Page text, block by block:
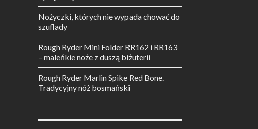
Nożyczki, których nie wypada chować do
szuflady
Rough Ryder Mini Folder RR162 i RR163
– maleńkie noże z duszą biżuterii
Rough Ryder Marlin Spike Red Bone.
Tradycyjny nóż bosmański